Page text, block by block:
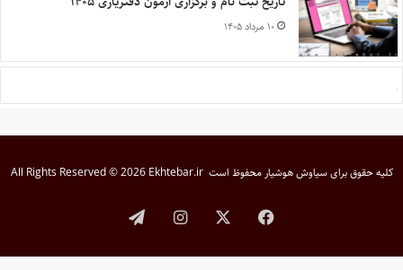
۱۰ مرداد ۱۴۰۵
کلیه حقوق برایسیاوش هوشیار محفوظ است All Rights Reserved © 2026 Ekhtebar.ir